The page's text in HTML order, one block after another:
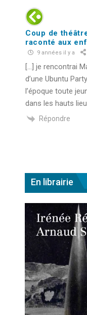
Coup de
raconté aux
9 années il y a
[…] je rencontrai
d’une Ubuntu
l’époque toute
dans les hauts
Répondre
En librairie